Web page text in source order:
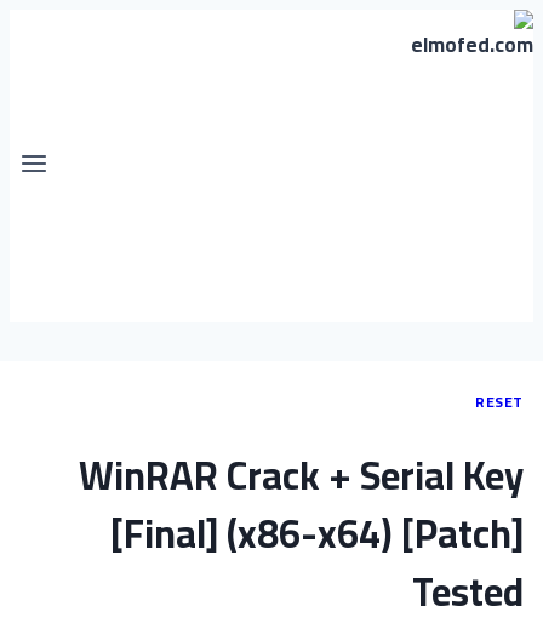
RESET
WinRAR Crack + Serial Key
[Final] (x86-x64) [Patch]
Tested